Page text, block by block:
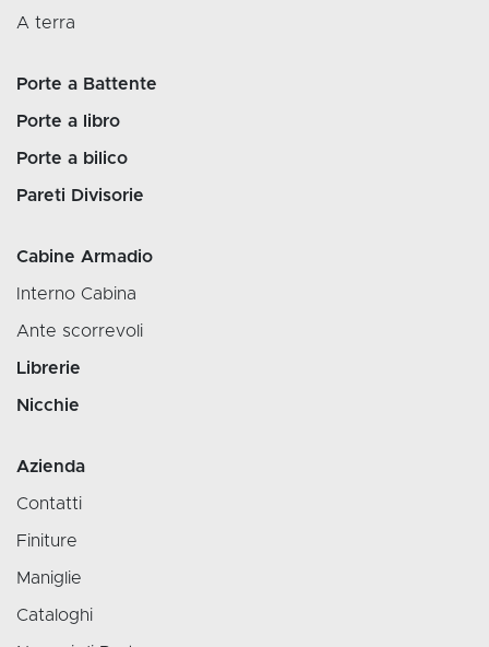
A terra
Porte a Battente
Porte a libro
Porte a bilico
Pareti Divisorie
Cabine Armadio
Interno Cabina
Ante scorrevoli
Librerie
Nicchie
Azienda
Contatti
Finiture
Maniglie
Cataloghi